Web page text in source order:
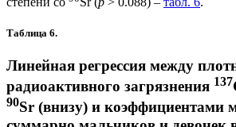
Таблица 6.
Линейная регрессия между
радиоактивного загрязнения 137
90Sr (внизу) и коэффициентами